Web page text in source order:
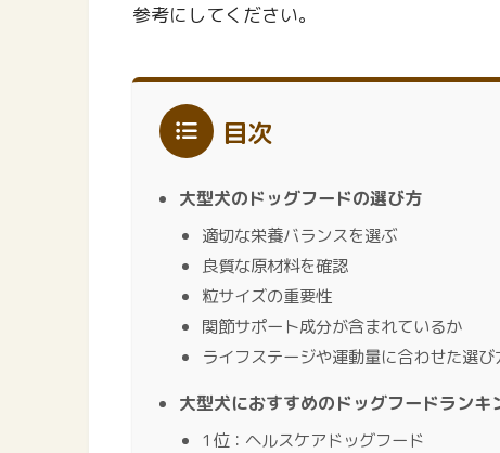
参考にしてください。
目次
大型犬のドッグフードの選び方
適切な栄養バランスを選ぶ
良質な原材料を確認
粒サイズの重要性
関節サポート成分が含まれているか
ライフステージや運動量に合わせた選び
大型犬におすすめのドッグフードランキ
1位：ヘルスケアドッグフード